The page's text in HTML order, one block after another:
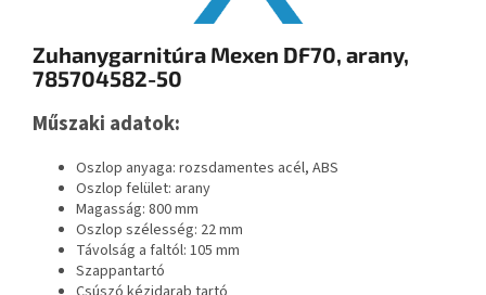
Zuhanygarnitúra Mexen DF70, arany,
785704582-50
Műszaki adatok:
Oszlop anyaga: rozsdamentes acél, ABS
Oszlop felület: arany
Magasság: 800 mm
Oszlop szélesség: 22 mm
Távolság a faltól: 105 mm
Szappantartó